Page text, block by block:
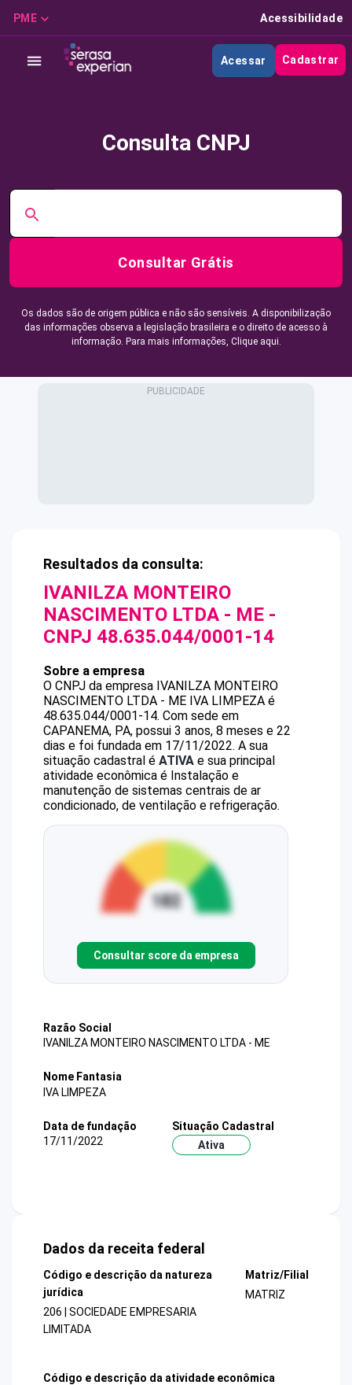
PME Acessibilidade
Acessar Cadastrar
Consulta CNPJ
Consultar Grátis
Os dados são de origem pública e não são sensíveis. A disponibilização
das informações observa a legislação brasileira e o direito de acesso à
informação. Para mais informações, Clique aqui.
Resultados da consulta:
IVANILZA MONTEIRO
NASCIMENTO LTDA - ME -
CNPJ 48.635.044/0001-14
Sobre a empresa
O CNPJ da empresa IVANILZA MONTEIRO
NASCIMENTO LTDA - ME IVA LIMPEZA é
48.635.044/0001-14. Com sede em
CAPANEMA, PA, possui 3 anos, 8 meses e 22
dias e foi fundada em 17/11/2022. A sua
situação cadastral é ATIVA e sua principal
atividade econômica é Instalação e
manutenção de sistemas centrais de ar
condicionado, de ventilação e refrigeração.
Consultar score da empresa
Razão Social
IVANILZA MONTEIRO NASCIMENTO LTDA - ME
Nome Fantasia
IVA LIMPEZA
Data de fundação
17/11/2022
Situação Cadastral
Ativa
Dados da receita federal
Código e descrição da natureza
jurídica
206 | SOCIEDADE EMPRESARIA
LIMITADA
Matriz/Filial
MATRIZ
Código e descrição da atividade econômica